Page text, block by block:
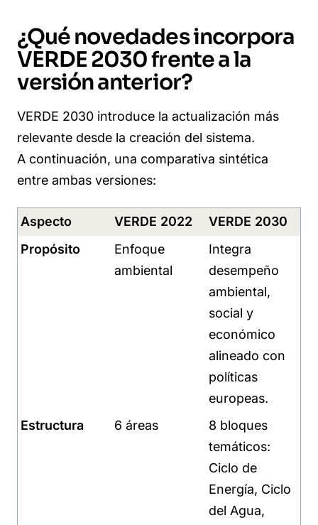
¿Qué novedades incorpora
VERDE 2030 frente a la
versión anterior?
VERDE 2030 introduce la actualización más
relevante desde la creación del sistema.
A continuación, una comparativa sintética
entre ambas versiones:
Aspecto VERDE 2022
VERDE 2030
Propósito
Enfoque
ambiental
Integra
desempeño
ambiental,
social y
económico
alineado con
políticas
europeas.
Estructura
6 áreas
8 bloques
temáticos:
Ciclo de
Energía, Ciclo
del Agua,